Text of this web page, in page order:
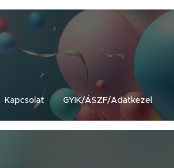
Kapcsolat GYIK/ÁSZF/Adatkezel